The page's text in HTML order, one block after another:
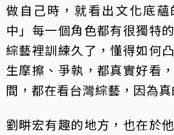
做自己時，就看出文化底
中」每一個角色都有很獨特
綜藝裡訓練久了，懂得如何
生摩擦、爭執，都真實好看
間，都在看台灣綜藝，因為真
劉畊宏有趣的地方，也在於